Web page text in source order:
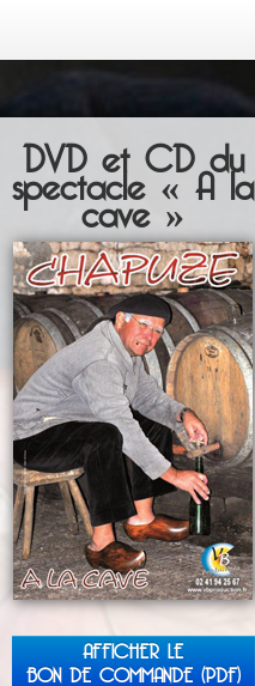
DVD et CD du
spectacle « A la
cave »
AFFICHER LE
BON DE COMMANDE (PDF)